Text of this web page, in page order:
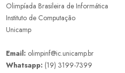
Olimpíada Brasileira de Informática
Instituto de Computação
Unicamp
Email: olimpinf@ic.unicamp.br
Whatsapp: (19) 3199-7399